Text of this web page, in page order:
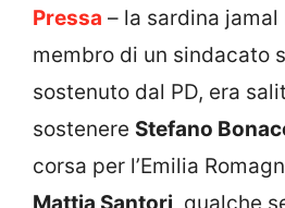
Pressa – la sardina jamal
membro di un sindacato
sostenuto dal PD, era
sostenere Stefano
corsa per l’Emilia
Mattia Santori , qualche